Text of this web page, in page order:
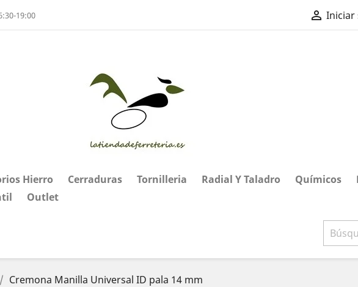
19:00  Iniciar
Hierro Cerraduras Tornilleria Radial Y Taladro Químicos
Outlet
Cremona Manilla Universal ID pala 14 mm